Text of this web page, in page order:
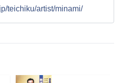
teichiku/artist/minami/